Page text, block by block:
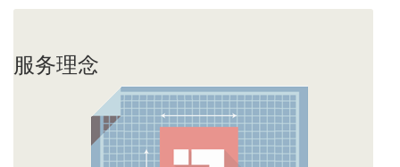
服务理念